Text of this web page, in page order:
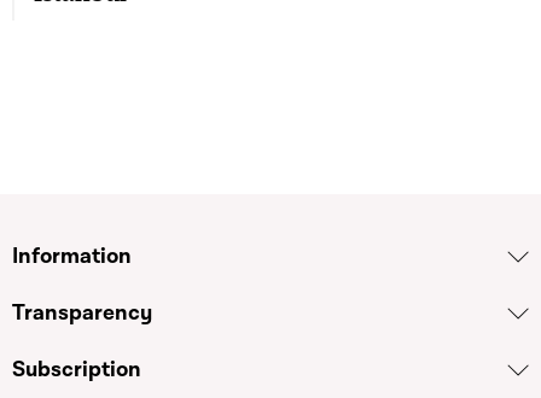
Information
Transparency
Subscription